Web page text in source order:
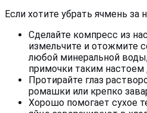
Если хотите убрать ячмень за
Сделайте компресс из
измельчите и отожмите
любой минеральной
примочки таким настоем
Протирайте глаз
ромашки или крепко
Хорошо помогает сухое